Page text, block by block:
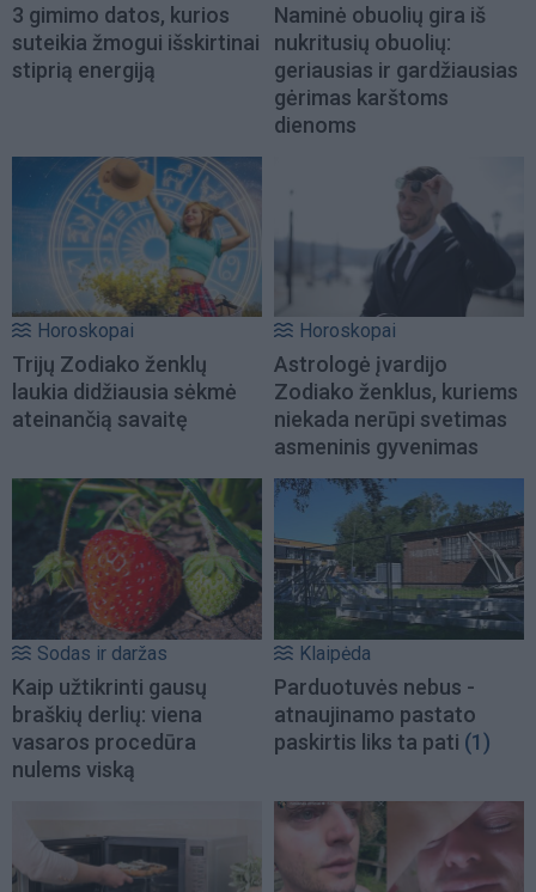
3 gimimo datos, kurios
suteikia žmogui išskirtinai
stiprią energiją
Naminė obuolių gira iš
nukritusių obuolių:
geriausias ir gardžiausias
gėrimas karštoms
dienoms
Horoskopai
Trijų Zodiako ženklų
laukia didžiausia sėkmė
ateinančią savaitę
Horoskopai
Astrologė įvardijo
Zodiako ženklus, kuriems
niekada nerūpi svetimas
asmeninis gyvenimas
Sodas ir daržas
Kaip užtikrinti gausų
braškių derlių: viena
vasaros procedūra
nulems viską
Klaipėda
Parduotuvės nebus -
atnaujinamo pastato
paskirtis liks ta pati (1)